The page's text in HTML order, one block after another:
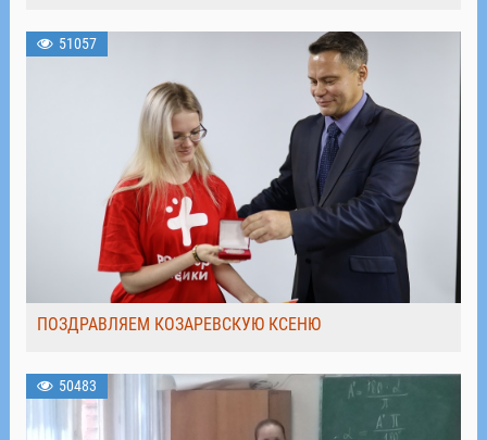
51057
ПОЗДРАВЛЯЕМ КОЗАРЕВСКУЮ КСЕНЮ
50483